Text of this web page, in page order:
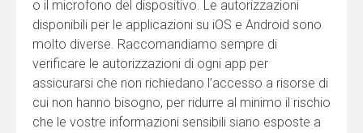
o il microfono del dispositivo. Le autorizzazioni
disponibili per le applicazioni su iOS e Android sono
molto diverse. Raccomandiamo sempre di
verificare le autorizzazioni di ogni app per
assicurarsi che non richiedano l’accesso a risorse di
cui non hanno bisogno, per ridurre al minimo il rischio
che le vostre informazioni sensibili siano esposte a